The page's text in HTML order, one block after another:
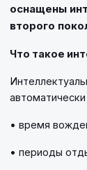
оснащены
второго
Что такое
• время
• периоды